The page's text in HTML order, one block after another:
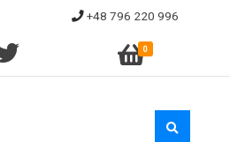
+48 796 220 996
0